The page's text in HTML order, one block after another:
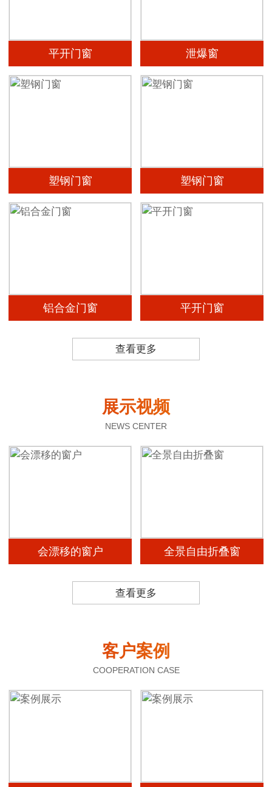
平开门窗 泄爆窗
塑钢门窗 塑钢门窗
铝合金门窗 平开门窗
查看更多
展示视频
NEWS CENTER
会漂移的窗户 全景自由折叠窗
查看更多
客户案例
COOPERATION CASE